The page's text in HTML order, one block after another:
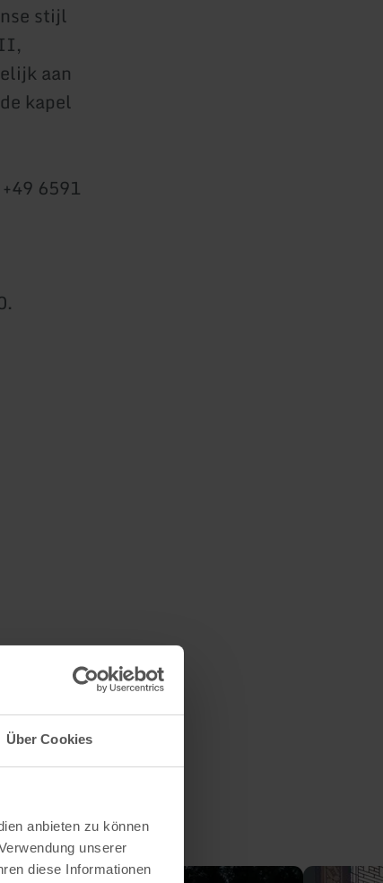
Über Cookies
anbieten zu können
unserer
diese Informationen
stijl
aan
kapel
6591